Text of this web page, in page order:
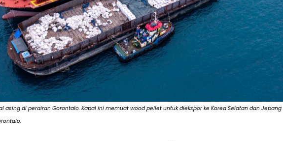
asing di perairan Gorontalo. Kapal ini memuat wood pellet untuk diekspor ke Korea Selatan dan Jepang.